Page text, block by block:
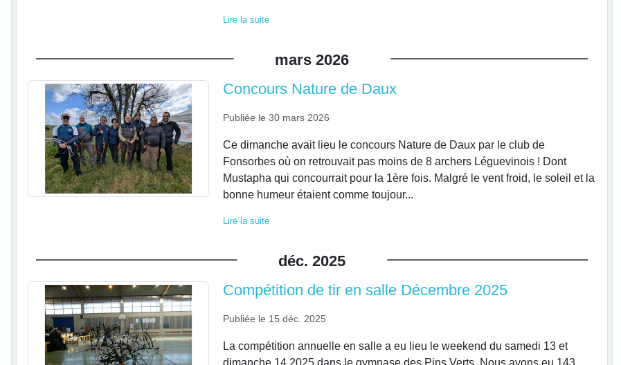
Lire la suite
mars 2026
Concours Nature de Daux
Publiée le 30 mars 2026
Ce dimanche avait lieu le concours Nature de Daux par le club de
Fonsorbes où on retrouvait pas moins de 8 archers Léguevinois ! Dont
Mustapha qui concourrait pour la 1ère fois. Malgré le vent froid, le soleil et la
bonne humeur étaient comme toujour...
Lire la suite
déc. 2025
Compétition de tir en salle Décembre 2025
Publiée le 15 déc. 2025
La compétition annuelle en salle a eu lieu le weekend du samedi 13 et
dimanche 14 2025 dans le gymnase des Pins Verts. Nous avons eu 143